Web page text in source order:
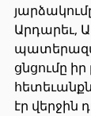
Արդարեւ,
ցնցումը իր
էր վերջին